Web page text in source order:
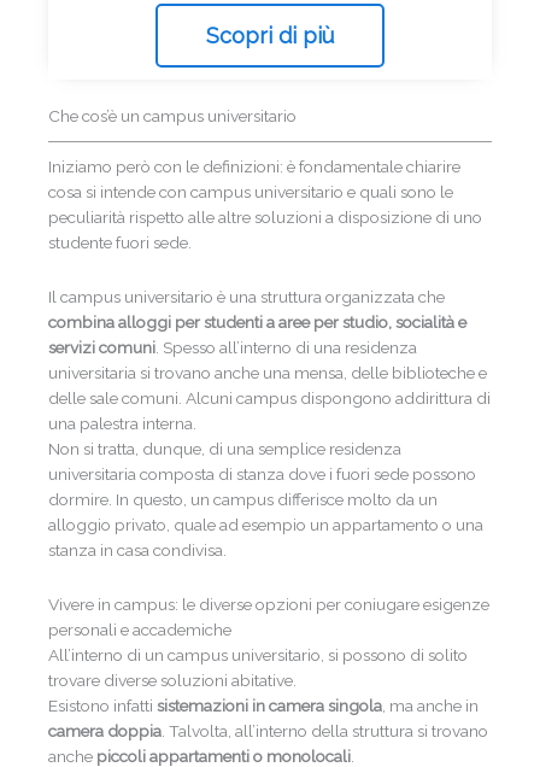
Scopri di più
Che cos’è un campus universitario
Iniziamo però con le definizioni: è fondamentale chiarire
cosa si intende con campus universitario e quali sono le
peculiarità rispetto alle altre soluzioni a disposizione di uno
studente fuori sede.
Il campus universitario è una struttura organizzata che
combina alloggi per studenti a aree per studio, socialità e
servizi comuni. Spesso all’interno di una residenza
universitaria si trovano anche una mensa, delle biblioteche e
delle sale comuni. Alcuni campus dispongono addirittura di
una palestra interna.
Non si tratta, dunque, di una semplice residenza
universitaria composta di stanza dove i fuori sede possono
dormire. In questo, un campus differisce molto da un
alloggio privato, quale ad esempio un appartamento o una
stanza in casa condivisa.
Vivere in campus: le diverse opzioni per coniugare esigenze
personali e accademiche
All’interno di un campus universitario, si possono di solito
trovare diverse soluzioni abitative.
Esistono infatti sistemazioni in camera singola , ma anche in
camera doppia . Talvolta, all’interno della struttura si trovano
anche piccoli appartamenti o monolocali